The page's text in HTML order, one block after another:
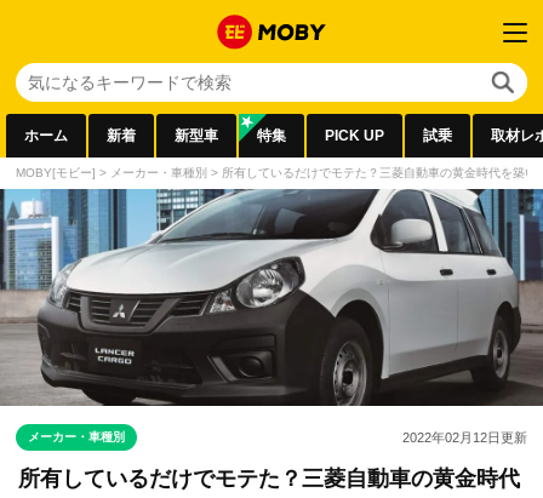
ホーム 新着 新型車 特集 PICK UP 試乗 取材レ
MOBY[モビー] > メーカー・車種別 > 所有しているだけでモテた？三菱自動車の黄金時代を築
メーカー・車種別 2022年02月12日更新
所有しているだけでモテた？三菱自動車の黄金時代